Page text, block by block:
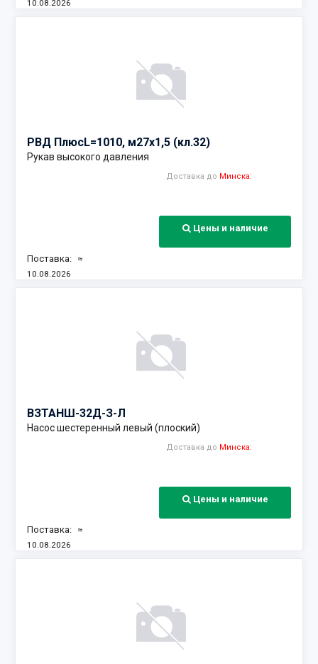
10.08.2026
РВД ПлюсL=1010, м27х1,5 (кл.32)
Рукав высокого давления
Доставка до Минска:
Цены и наличие
Поставка: ≈
10.08.2026
ВЗТАНШ-32Д-З-Л
Насос шестеренный левый (плоский)
Доставка до Минска:
Цены и наличие
Поставка: ≈
10.08.2026